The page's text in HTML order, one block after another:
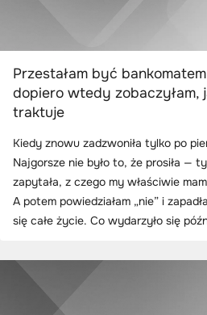
Przestałam być
dopiero wtedy zobaczyłam,
traktuje
Kiedy znowu zadzwoniła tylko po
Najgorsze nie było to, że prosiła —
zapytała, z czego my właściwie
A potem powiedziałam „nie” i
się całe życie. Co wydarzyło się